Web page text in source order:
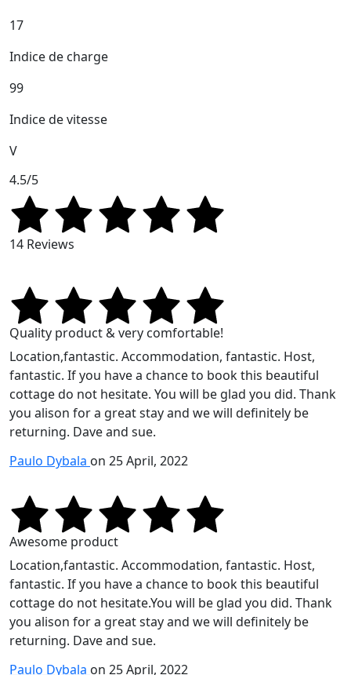
17
Indice de charge
99
Indice de vitesse
V
4.5/5
14 Reviews
Quality product & very comfortable!
Location,fantastic. Accommodation, fantastic. Host,
fantastic. If you have a chance to book this beautiful
cottage do not hesitate. You will be glad you did. Thank
you alison for a great stay and we will definitely be
returning. Dave and sue.
Paulo Dybala on 25 April, 2022
Awesome product
Location,fantastic. Accommodation, fantastic. Host,
fantastic. If you have a chance to book this beautiful
cottage do not hesitate.You will be glad you did. Thank
you alison for a great stay and we will definitely be
returning. Dave and sue.
Paulo Dybala on 25 April, 2022